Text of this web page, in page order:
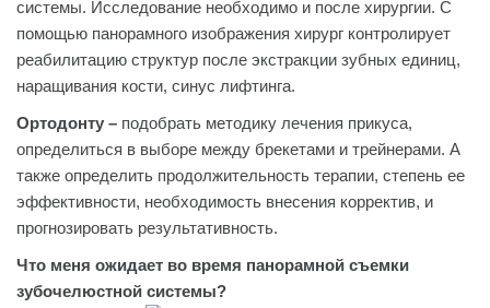
системы. Исследование необходимо и после хирургии. С
помощью панорамного изображения хирург контролирует
реабилитацию структур после экстракции зубных единиц,
наращивания кости, синус лифтинга.
Ортодонту – подобрать методику лечения прикуса,
определиться в выборе между брекетами и трейнерами. А
также определить продолжительность терапии, степень ее
эффективности, необходимость внесения корректив, и
прогнозировать результативность.
Что меня ожидает во время панорамной съемки
зубочелюстной системы?